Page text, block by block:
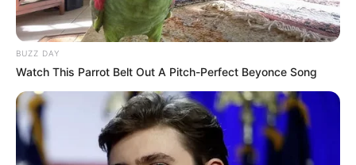
Langka Banget! 10 Pose Lucu
Katak yang Bikin Ketawa
Gemes
BUZZ DAY
Watch This Parrot Belt Out A Pitch-Perfect Beyonce Song